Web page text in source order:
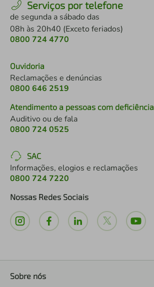
Serviços por telefone
de segunda a sábado das
08h às 20h40 (Exceto feriados)
0800 724 4770
Ouvidoria
Reclamações e denúncias
0800 646 2519
Atendimento a pessoas com deficiência
Auditivo ou de fala
0800 724 0525
SAC
Informações, elogios e reclamações
0800 724 7220
Nossas Redes Sociais
Sobre nós